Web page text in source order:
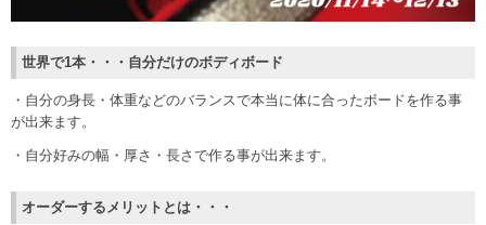
世界で1本・・・自分だけのボディボード
・自分の身長・体重などのバランスで本当に体に合ったボードを作る事
が出来ます。
・自分好みの幅・厚さ・長さで作る事が出来ます。
オーダーするメリットとは・・・